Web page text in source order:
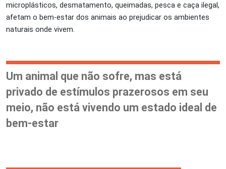
microplásticos, desmatamento, queimadas, pesca e caça ilegal,
afetam o bem-estar dos animais ao prejudicar os ambientes
naturais onde vivem.
Um animal que não sofre, mas está
privado de estímulos prazerosos em seu
meio, não está vivendo um estado ideal de
bem-estar